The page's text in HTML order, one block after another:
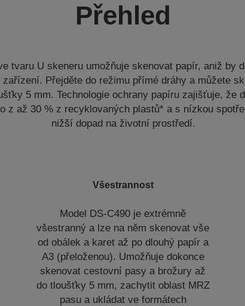
Přehled
tvaru U skeneru umožňuje skenovat papír, aniž by
Přejděte do režimu přímé dráhy a můžete
5 mm. Technologie ochrany papíru zajišťuje, že
z až 30 % z recyklovaných plastů* a s nízkou
nižší dopad na životní prostředí.
Všestrannost
Model DS-C490 je extrémně
všestranný a lze na něm skenovat vše
od obálek a karet až po dlouhý papír a
A3 (přeloženou). Umožňuje dokonce
skenovat cestovní pasy a brožury až
do tloušťky 5 mm, zachytit oblast MRZ
pasu a ukládat ve formátech